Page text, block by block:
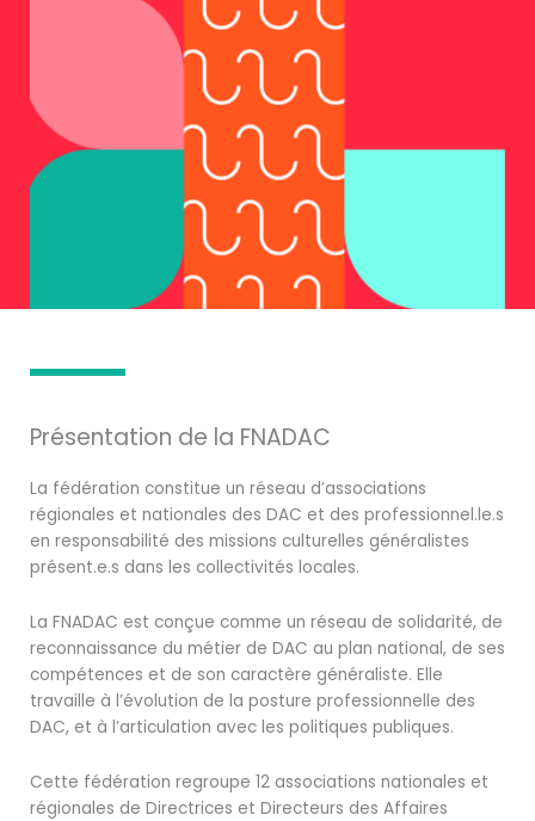
Présentation de la FNADAC
La fédération constitue un réseau d’associations
régionales et nationales des DAC et des professionnel.le.s
en responsabilité des missions culturelles généralistes
présent.e.s dans les collectivités locales.
La FNADAC est conçue comme un réseau de solidarité, de
reconnaissance du métier de DAC au plan national, de ses
compétences et de son caractère généraliste. Elle
travaille à l’évolution de la posture professionnelle des
DAC, et à l’articulation avec les politiques publiques.
Cette fédération regroupe 12 associations nationales et
régionales de Directrices et Directeurs des Affaires